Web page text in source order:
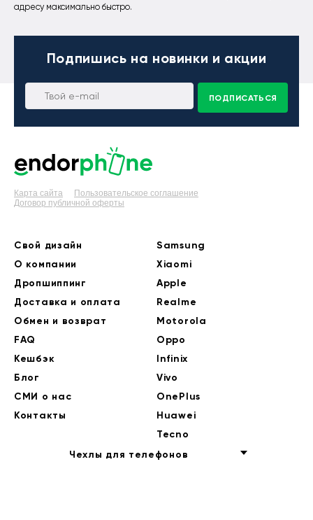
адресу максимально быстро.
Подпишись на новинки и акции
ПОДПИСАТЬСЯ
Карта сайта
Пользовательское соглашение
Договор публичной оферты
Свой дизайн
О компании
Дропшиппинг
Доставка и оплата
Обмен и возврат
FAQ
Кешбэк
Блог
СМИ о нас
Контакты
Samsung
Xiaomi
Apple
Realme
Motorola
Oppo
Infinix
Vivo
OnePlus
Huawei
Tecno
Чехлы для телефонов